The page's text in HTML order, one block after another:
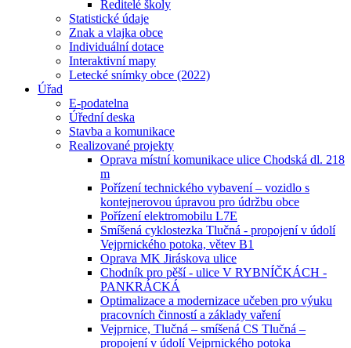
Ředitelé školy
Statistické údaje
Znak a vlajka obce
Individuální dotace
Interaktivní mapy
Letecké snímky obce (2022)
Úřad
E-podatelna
Úřední deska
Stavba a komunikace
Realizované projekty
Oprava místní komunikace ulice Chodská dl. 218
m
Pořízení technického vybavení – vozidlo s
kontejnerovou úpravou pro údržbu obce
Pořízení elektromobilu L7E
Smíšená cyklostezka Tlučná - propojení v údolí
Vejprnického potoka, větev B1
Oprava MK Jiráskova ulice
Chodník pro pěší - ulice V RYBNÍČKÁCH -
PANKRÁCKÁ
Optimalizace a modernizace učeben pro výuku
pracovních činností a základy vaření
Vejprnice, Tlučná – smíšená CS Tlučná –
propojení v údolí Vejprnického potoka